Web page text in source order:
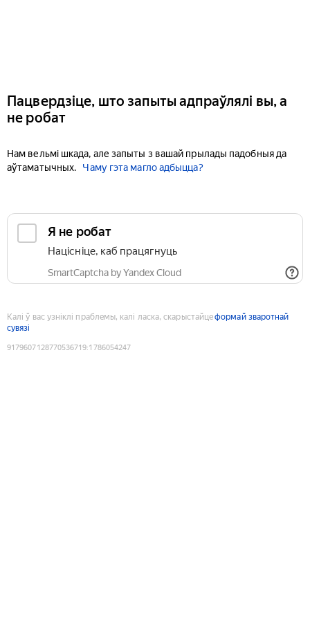
Пацвердзіце, што запыты адпраўлялі вы, а
не робат
Нам вельмі шкада, але запыты з вашай прылады падобныя да
аўтаматычных.
Чаму гэта магло адбыцца?
Я не робат
Націсніце, каб працягнуць
SmartCaptcha by Yandex Cloud
Калі ў вас узніклі праблемы, калі ласка, скарыстайцеформай зваротнай
сувязі
9179607128770536719:1786054247